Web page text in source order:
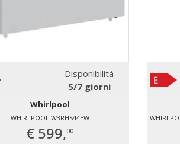
Disponibilità
5/7 giorni
Whirlpool
WHIRLPOOL W3RHS44EW
€ 599,00